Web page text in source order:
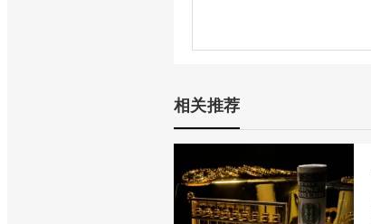
相关推荐